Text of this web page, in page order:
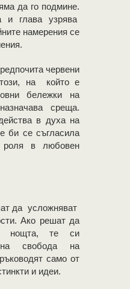
да го подмине.
и глава узрява
намерения се
червени
на който е
бележки на
среща.
в духа на
би се съгласила
роля в любовен
да усложняват
Ако решат да
нощта, те си
свобода на
само от
и идеи.